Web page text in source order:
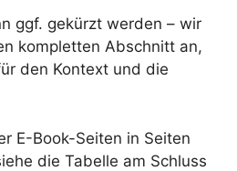
ggf. gekürzt werden – wir
kompletten Abschnitt an,
den Kontext und die
E-Book-Seiten in Seiten
die Tabelle am Schluss